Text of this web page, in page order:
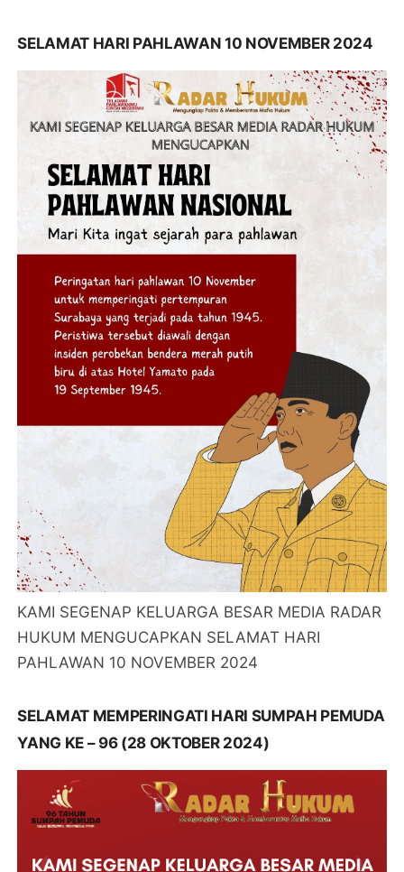
SELAMAT HARI PAHLAWAN 10 NOVEMBER 2024
KAMI SEGENAP KELUARGA BESAR MEDIA RADAR
HUKUM MENGUCAPKAN SELAMAT HARI
PAHLAWAN 10 NOVEMBER 2024
SELAMAT MEMPERINGATI HARI SUMPAH PEMUDA
YANG KE – 96 (28 OKTOBER 2024)